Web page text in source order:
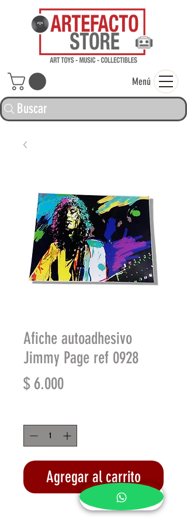
Buscar
Menú
Afiche autoadhesivo
Jimmy Page ref 0928
$ 6.000Precio
Agregar al carrito
Realizar compra